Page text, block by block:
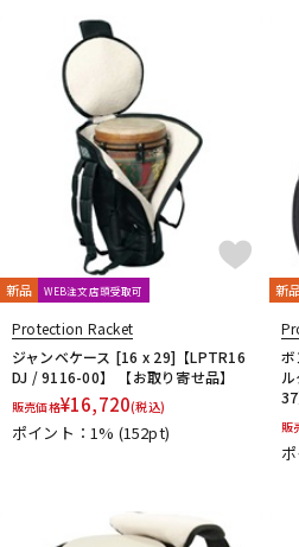
DTM オンライン納品
配信/ライブ機器
中古
新品 WEB注文店頭受取可
Protection Racket
ジャンベケース [16 x 29]【LPTR16
DJ / 9116-00】 【お取り寄せ品】
販売価格¥16,720(税込)
ポイント：1% (152pt)
新
ボ
37
販